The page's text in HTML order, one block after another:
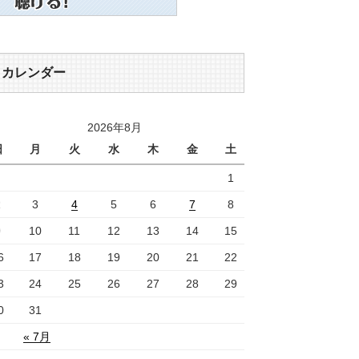
カレンダー
2026年8月
月 火 水 木 金 土
« 7月
1
3 4 5 6 7 8
10 11 12 13 14 15
17 18 19 20 21 22
24 25 26 27 28 29
31